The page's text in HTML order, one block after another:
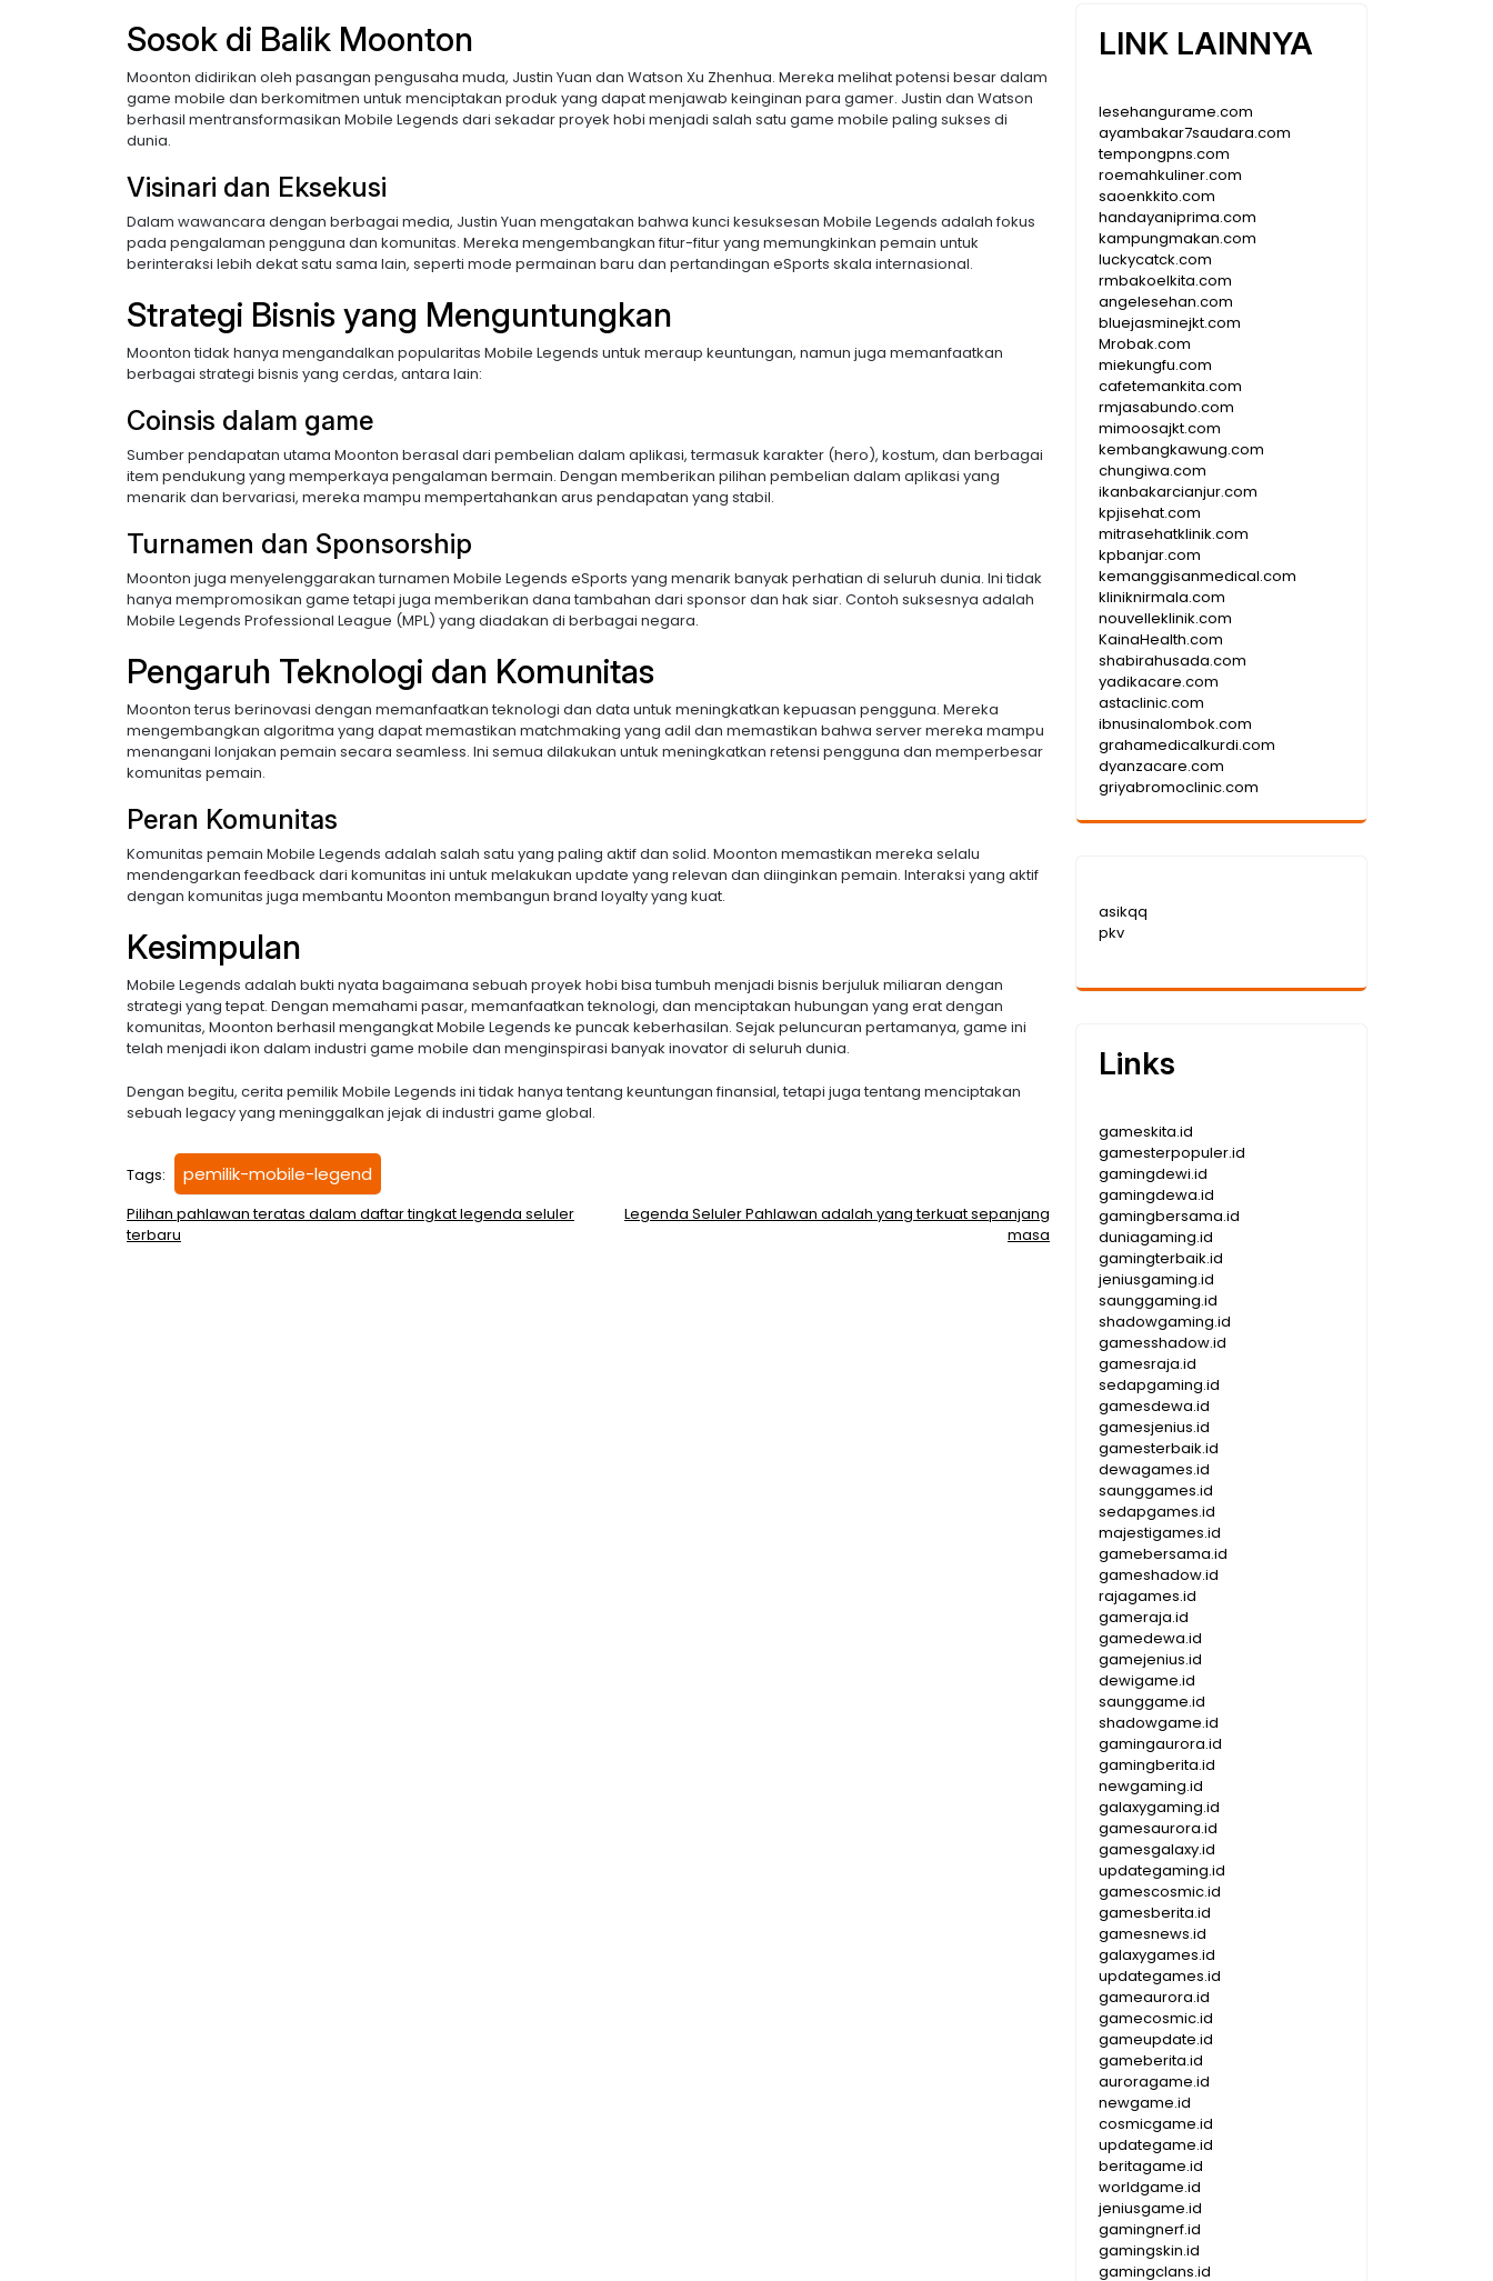
Sosok di Balik Moonton
Moonton didirikan oleh pasangan pengusaha muda, Justin Yuan dan Watson Xu Zhenhua. Mereka melihat potensi besar dalam
game mobile dan berkomitmen untuk menciptakan produk yang dapat menjawab keinginan para gamer. Justin dan Watson
berhasil mentransformasikan Mobile Legends dari sekadar proyek hobi menjadi salah satu game mobile paling sukses di
dunia.
Visinari dan Eksekusi
Dalam wawancara dengan berbagai media, Justin Yuan mengatakan bahwa kunci kesuksesan Mobile Legends adalah fokus
pada pengalaman pengguna dan komunitas. Mereka mengembangkan fitur-fitur yang memungkinkan pemain untuk
berinteraksi lebih dekat satu sama lain, seperti mode permainan baru dan pertandingan eSports skala internasional.
Strategi Bisnis yang Menguntungkan
Moonton tidak hanya mengandalkan popularitas Mobile Legends untuk meraup keuntungan, namun juga memanfaatkan
berbagai strategi bisnis yang cerdas, antara lain:
Coinsis dalam game
Sumber pendapatan utama Moonton berasal dari pembelian dalam aplikasi, termasuk karakter (hero), kostum, dan berbagai
item pendukung yang memperkaya pengalaman bermain. Dengan memberikan pilihan pembelian dalam aplikasi yang
menarik dan bervariasi, mereka mampu mempertahankan arus pendapatan yang stabil.
Turnamen dan Sponsorship
Moonton juga menyelenggarakan turnamen Mobile Legends eSports yang menarik banyak perhatian di seluruh dunia. Ini tidak
hanya mempromosikan game tetapi juga memberikan dana tambahan dari sponsor dan hak siar. Contoh suksesnya adalah
Mobile Legends Professional League (MPL) yang diadakan di berbagai negara.
Pengaruh Teknologi dan Komunitas
Moonton terus berinovasi dengan memanfaatkan teknologi dan data untuk meningkatkan kepuasan pengguna. Mereka
mengembangkan algoritma yang dapat memastikan matchmaking yang adil dan memastikan bahwa server mereka mampu
menangani lonjakan pemain secara seamless. Ini semua dilakukan untuk meningkatkan retensi pengguna dan memperbesar
komunitas pemain.
Peran Komunitas
Komunitas pemain Mobile Legends adalah salah satu yang paling aktif dan solid. Moonton memastikan mereka selalu
mendengarkan feedback dari komunitas ini untuk melakukan update yang relevan dan diinginkan pemain. Interaksi yang aktif
dengan komunitas juga membantu Moonton membangun brand loyalty yang kuat.
Kesimpulan
Mobile Legends adalah bukti nyata bagaimana sebuah proyek hobi bisa tumbuh menjadi bisnis berjuluk miliaran dengan
strategi yang tepat. Dengan memahami pasar, memanfaatkan teknologi, dan menciptakan hubungan yang erat dengan
komunitas, Moonton berhasil mengangkat Mobile Legends ke puncak keberhasilan. Sejak peluncuran pertamanya, game ini
telah menjadi ikon dalam industri game mobile dan menginspirasi banyak inovator di seluruh dunia.
Dengan begitu, cerita pemilik Mobile Legends ini tidak hanya tentang keuntungan finansial, tetapi juga tentang menciptakan
sebuah legacy yang meninggalkan jejak di industri game global.
Tags: pemilik-mobile-legend
Post
Pilihan pahlawan teratas dalam daftar tingkat legenda seluler
terbaru
Legenda Seluler Pahlawan adalah yang terkuat sepanjang
masa
LINK LAINNYA
lesehangurame.com
ayambakar7saudara.com
tempongpns.com
roemahkuliner.com
saoenkkito.com
handayaniprima.com
kampungmakan.com
luckycatck.com
rmbakoelkita.com
angelesehan.com
bluejasminejkt.com
Mrobak.com
miekungfu.com
cafetemankita.com
rmjasabundo.com
mimoosajkt.com
kembangkawung.com
chungiwa.com
ikanbakarcianjur.com
kpjisehat.com
mitrasehatklinik.com
kpbanjar.com
kemanggisanmedical.com
kliniknirmala.com
nouvelleklinik.com
KainaHealth.com
shabirahusada.com
yadikacare.com
astaclinic.com
ibnusinalombok.com
grahamedicalkurdi.com
dyanzacare.com
griyabromoclinic.com
asikqq
pkv
Links
gameskita.id
gamesterpopuler.id
gamingdewi.id
gamingdewa.id
gamingbersama.id
duniagaming.id
gamingterbaik.id
jeniusgaming.id
saunggaming.id
shadowgaming.id
gamesshadow.id
gamesraja.id
sedapgaming.id
gamesdewa.id
gamesjenius.id
gamesterbaik.id
dewagames.id
saunggames.id
sedapgames.id
majestigames.id
gamebersama.id
gameshadow.id
rajagames.id
gameraja.id
gamedewa.id
gamejenius.id
dewigame.id
saunggame.id
shadowgame.id
gamingaurora.id
gamingberita.id
newgaming.id
galaxygaming.id
gamesaurora.id
gamesgalaxy.id
updategaming.id
gamescosmic.id
gamesberita.id
gamesnews.id
galaxygames.id
updategames.id
gameaurora.id
gamecosmic.id
gameupdate.id
gameberita.id
auroragame.id
newgame.id
cosmicgame.id
updategame.id
beritagame.id
worldgame.id
jeniusgame.id
gamingnerf.id
gamingskin.id
gamingclans.id